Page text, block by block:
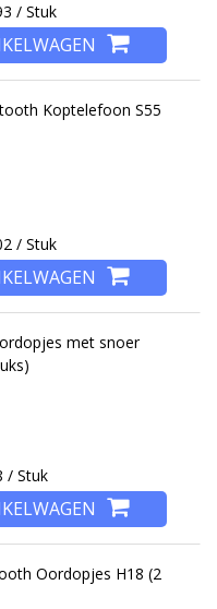
/ Stuk
Koptelefoon S55
/ Stuk
met snoer
/ Stuk
Oordopjes H18 (2